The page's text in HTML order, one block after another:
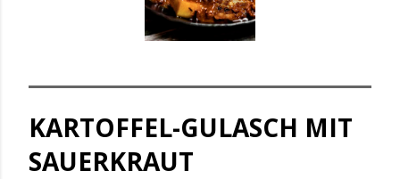
KARTOFFEL-GULASCH MIT
SAUERKRAUT